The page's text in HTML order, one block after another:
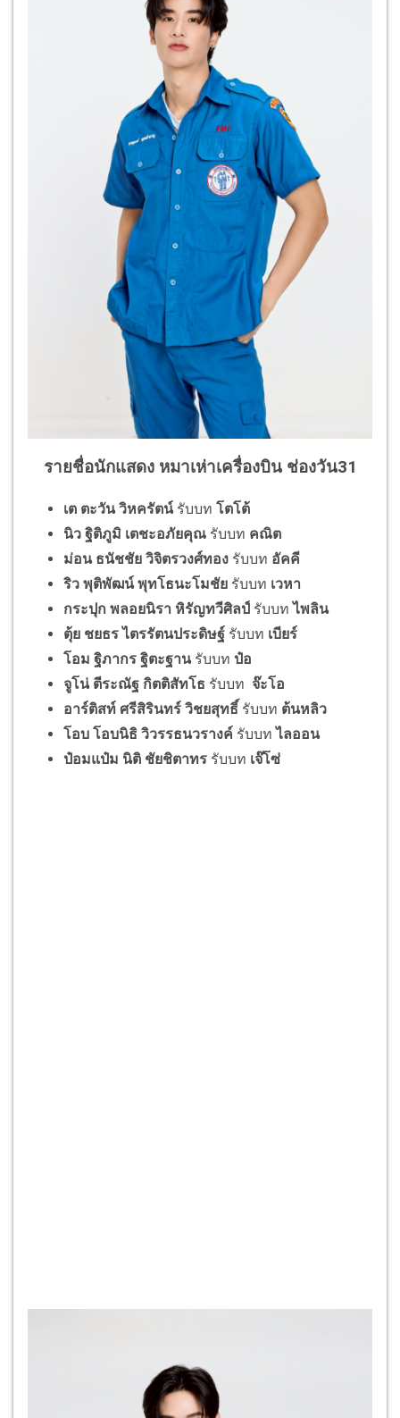
รายชื่อนักแสดง หมาเห่าเครื่องบิน ช่องวัน31
เต ตะวัน วิหครัตน์ รับบท โตโต้
นิว ฐิติภูมิ เตชะอภัยคุณ รับบท คณิต
ม่อนธนัชชัย วิจิตรวงศ์ทอง รับบท อัคคี
ริว พุติพัฒน์ พุทโธนะโมชัย รับบท เวหา
กระปุก พลอยนิรา หิรัญทวีศิลป์ รับบท ไพลิน
ตุ้ย ชยธร ไตรรัตนประดิษฐ์ รับบท เบียร์
โอม ฐิภากร ฐิตะฐาน รับบท ป๋อ
จูโน่ตีระณัฐ กิตติสัทโธ รับบท จ๊ะโอ
อาร์ติสท์ ศรีสิรินทร์ วิชยสุทธิ์ รับบท ต้นหลิว
โอบ โอบนิธิ วิวรรธนวรางค์ รับบท ไลออน
ป๋อมแป๋ม นิติ ชัยชิตาทร รับบท เจ๊โซ่